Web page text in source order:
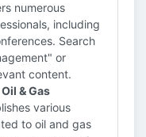
numerous
including
Search
or
content.
& Gas
various
to oil and gas